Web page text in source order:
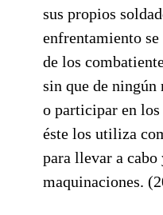
sus propios
enfrentamiento
de los
sin que de
o participar en los
éste los utiliza
para llevar a cabo
maquinaciones.